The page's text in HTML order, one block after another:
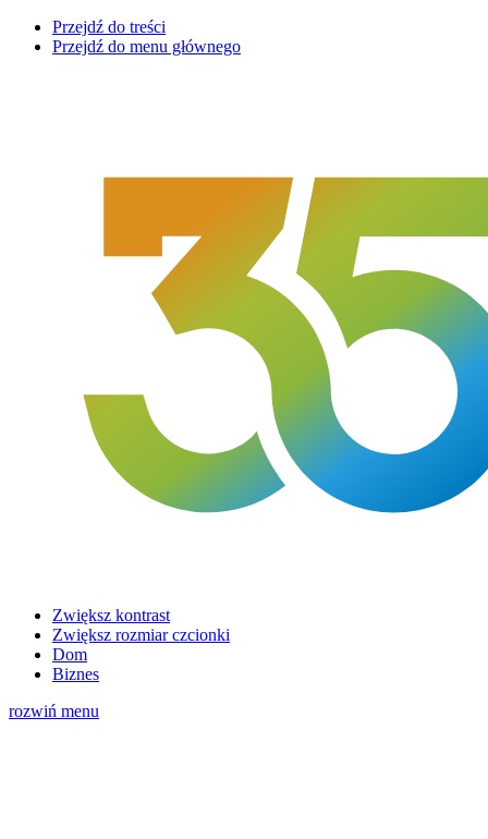
Przejdź do treści
Przejdź do menu głównego
Zwiększ kontrast
Zwiększ rozmiar czcionki
Dom
Biznes
rozwiń menu